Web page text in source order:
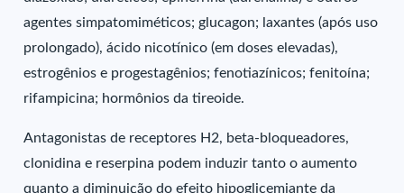
agentes simpatomiméticos; glucagon; laxantes (após uso
prolongado), ácido nicotínico (em doses elevadas),
estrogênios e progestagênios; fenotiazínicos; fenitoína;
rifampicina; hormônios da tireoide.
Antagonistas de receptores H2, beta-bloqueadores,
clonidina e reserpina podem induzir tanto o aumento
quanto a diminuição do efeito hipoglicemiante da